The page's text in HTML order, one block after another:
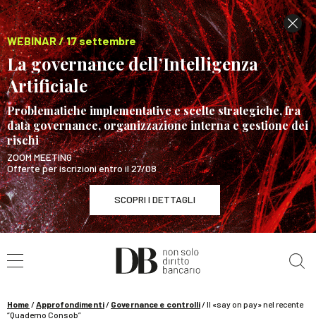
WEBINAR / 17 settembre
La governance dell’Intelligenza
Artificiale
Problematiche implementative e scelte strategiche, fra
data governance, organizzazione interna e gestione dei
rischi
ZOOM MEETING
Offerte per iscrizioni entro il 27/08
SCOPRI I DETTAGLI
WEBINAR / 17 settembre
La governance dell’Intelligenza Artificiale
Home /Approfondimenti/ Governance e controlli/Il «say on pay» nel recente
“Quaderno Consob”